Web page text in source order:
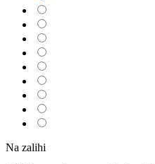
Na zalihi